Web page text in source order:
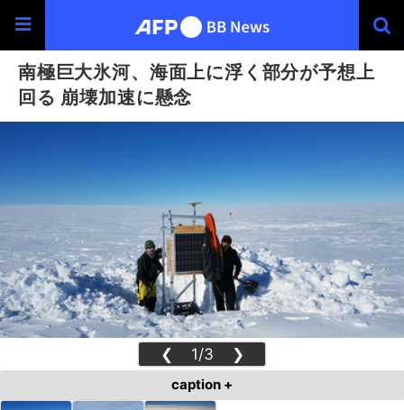
南極巨大氷河、海面上に浮く部分が予想上
回る 崩壊加速に懸念
❮ 1/3 ❯
caption +